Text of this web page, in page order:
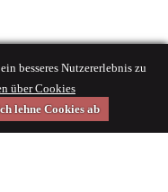
besseres Nutzererlebnis zu
über Cookies
lehne Cookies ab